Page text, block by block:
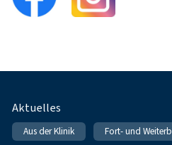
Fußnavigation
Aktuelles
Aus der Klinik Fort- und